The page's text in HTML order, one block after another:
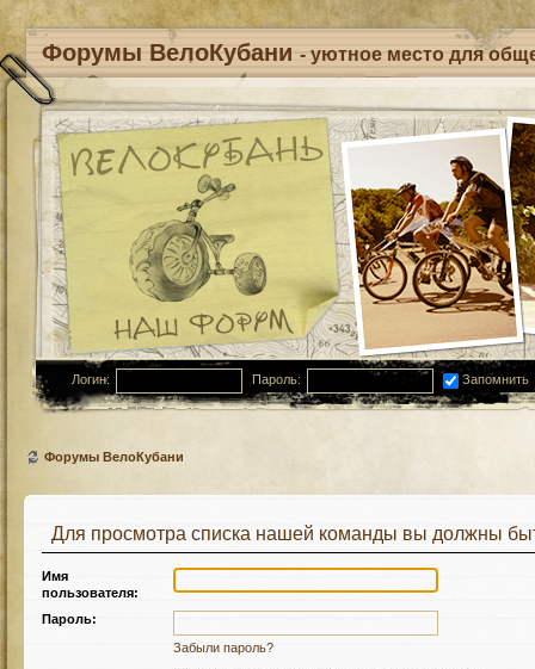
Форумы ВелоКубани - уютное место для
Логин: Пароль: Запомнить
Форумы ВелоКубани
Для просмотра списка нашей команды вы должны
Имя
пользователя:
Пароль:
Забыли пароль?